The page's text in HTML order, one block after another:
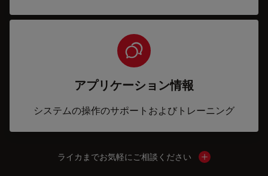
アプリケーション情報
システムの操作のサポートおよびトレーニング
ライカまでお気軽にご相談ください Show local